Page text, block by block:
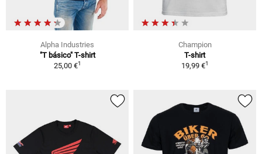
Alpha Industries
"T básico" T-shirt
25,00 €1
Champion
T-shirt
19,99 €1